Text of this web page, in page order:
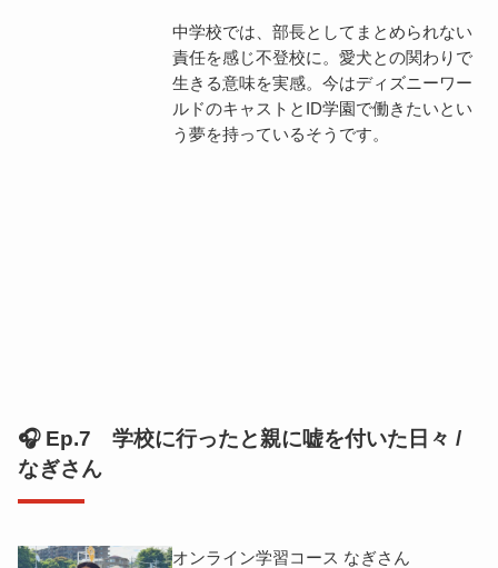
中学校では、部長としてまとめられない
責任を感じ不登校に。愛犬との関わりで
生きる意味を実感。今はディズニーワー
ルドのキャストとID学園で働きたいとい
う夢を持っているそうです。
🎧 Ep.7 学校に行ったと親に嘘を付いた日々 /
なぎさん
オンライン学習コース なぎさん